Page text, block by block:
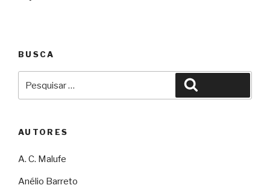
BUSCA
AUTORES
A. C. Malufe
Anélio Barreto